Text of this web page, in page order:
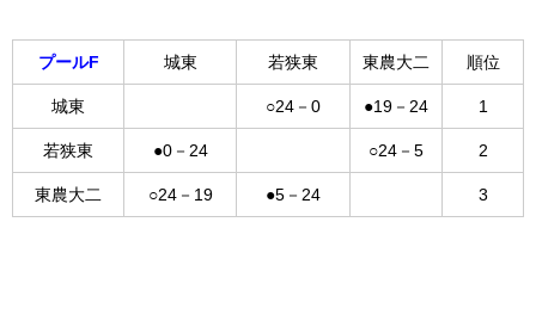
プールF 城東 若狭東 東農大二 順位
城東 ○24－0 ●19－24 1
若狭東 ●0－24 ○24－5 2
東農大二 ○24－19 ●5－24 3